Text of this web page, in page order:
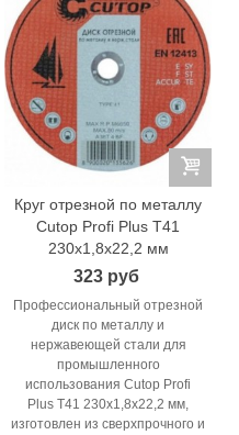
Круг отрезной по металлу
Cutop Profi Plus Т41
230х1,8х22,2 мм
323 руб
Профессиональный отрезной
диск по металлу и
нержавеющей стали для
промышленного
использования Cutop Profi
Plus T41 230x1,8x22,2 мм,
изготовлен из сверхпрочного и